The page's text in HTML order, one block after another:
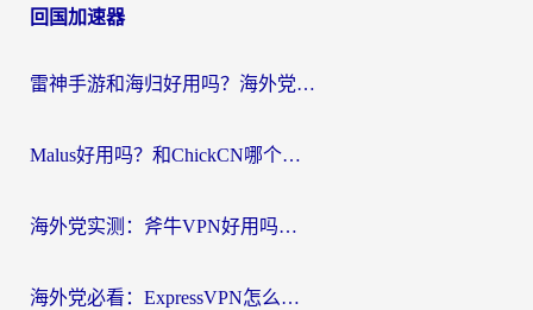
回国加速器
雷神手游和海归好用吗？海外党亲测3款热门回国加速器+番茄加速器深度体验
Malus好用吗？和ChickCN哪个好？海外党亲测：选对回国加速器，追剧游戏不卡顿
海外党实测：斧牛VPN好用吗？和快喵VPN对比哪个回国效果更好？附3款热门加速器深度分析
海外党必看：ExpressVPN怎么样？3步选对回国加速器，无缝刷国内剧玩手游